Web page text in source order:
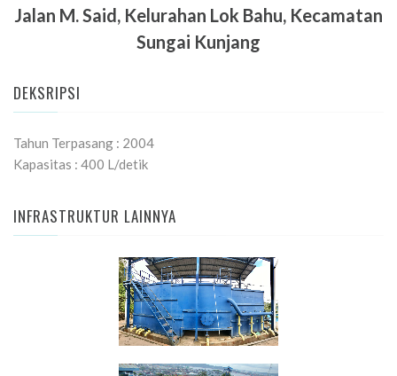
INFRASTRUKTUR LAINNYA
Jalan M. Said, Kelurahan Lok Bahu, Kecamatan
Sungai Kunjang
DEKSRIPSI
Tahun Terpasang : 2004
Kapasitas : 400 L/detik